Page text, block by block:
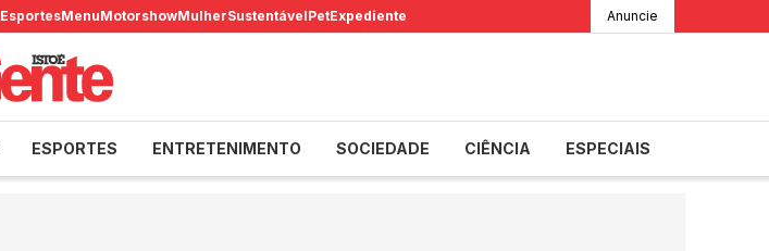
EsportesMenuMotorshowMulherSustentávelPetExpediente Anuncie
ESPORTES ENTRETENIMENTO SOCIEDADE CIÊNCIA ESPECIAIS